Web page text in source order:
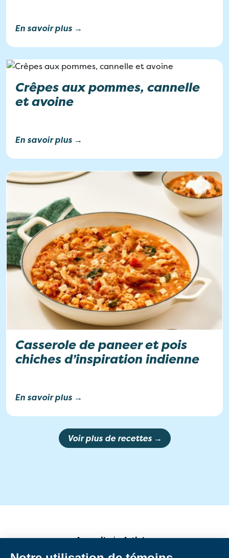
En savoir plus →
Crêpes aux pommes, cannelle
et avoine
En savoir plus →
Casserole de paneer et pois
chiches d’inspiration indienne
En savoir plus →
Voir plus de recettes →
Accueil
Articles